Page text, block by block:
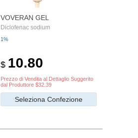
VOVERAN GEL
Diclofenac sodium
1%
$ 10.80
Prezzo di Vendita al Dettaglio Suggerito
dal Produttore $32.39
Seleziona Confezione